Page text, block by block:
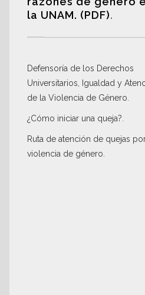
la UNAM. (PDF).
Defensoría de los Derechos
Universitarios, Igualdad y
de la Violencia de Género
¿Cómo iniciar una queja?
Ruta de atención de quejas
violencia de género